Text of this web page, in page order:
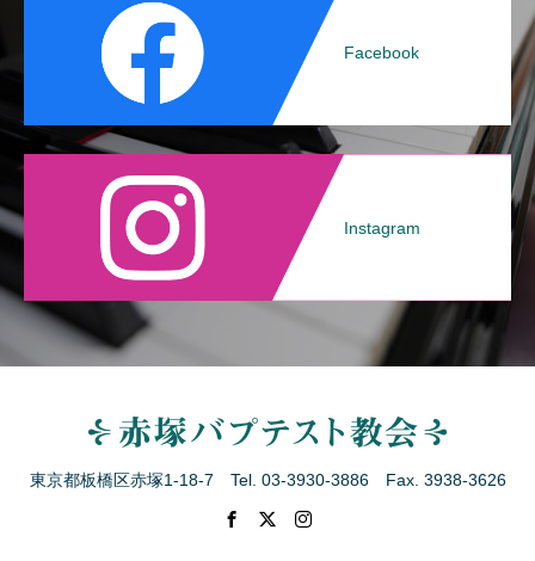
Facebook
Instagram
東京都板橋区赤塚1-18-7 Tel. 03-3930-3886 Fax. 3938-3626